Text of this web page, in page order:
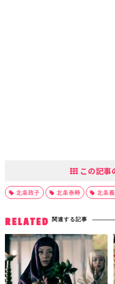
この記事
北条政子 北条泰時 北条
RELATED 関連する記事